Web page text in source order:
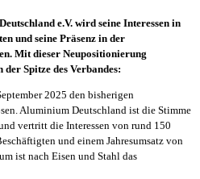
e.V. wird seine Interessen in
und seine Präsenz in der
Mit dieser Neupositionierung
Spitze des Verbandes:
2025 den bisherigen
Aluminium Deutschland ist die Stimme
vertritt die Interessen von rund 150
und einem Jahresumsatz von
ist nach Eisen und Stahl das